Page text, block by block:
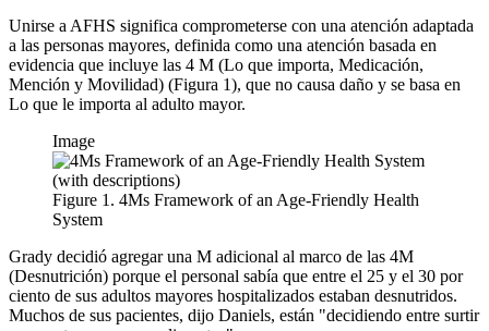
Unirse a AFHS significa comprometerse con una atención adaptada
a las personas mayores, definida como una atención basada en
evidencia que incluye las 4 M (Lo que importa, Medicación,
Mención y Movilidad) (Figura 1), que no causa daño y se basa en
Lo que le importa al adulto mayor.
Image
Figure 1. 4Ms Framework of an Age-Friendly Health
System
Grady decidió agregar una M adicional al marco de las 4M
(Desnutrición) porque el personal sabía que entre el 25 y el 30 por
ciento de sus adultos mayores hospitalizados estaban desnutridos.
Muchos de sus pacientes, dijo Daniels, están "decidiendo entre surtir